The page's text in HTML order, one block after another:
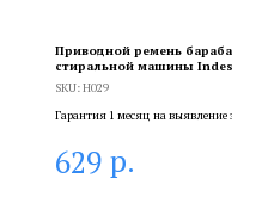
Приводной ремень барабана
стиральной машины Indesit,
Hutchinson 1067 H8, H029
SKU:H029
Гарантия 1 месяц на выявление
сертифицированный специалист.
629 р.